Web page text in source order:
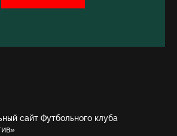
сайт Футбольного клуба